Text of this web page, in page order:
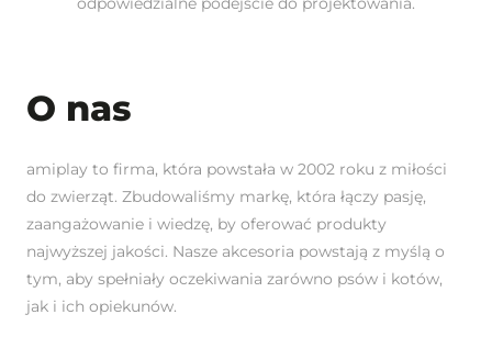
O nas
amiplay to firma, która powstała w 2002 roku z miłości
do zwierząt. Zbudowaliśmy markę, która łączy pasję,
zaangażowanie i wiedzę, by oferować produkty
najwyższej jakości. Nasze akcesoria powstają z myślą o
tym, aby spełniały oczekiwania zarówno psów i kotów,
jak i ich opiekunów.